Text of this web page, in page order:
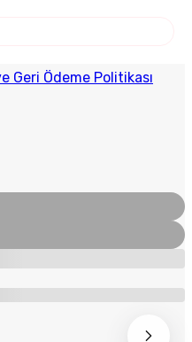
Geri Ödeme Politikası